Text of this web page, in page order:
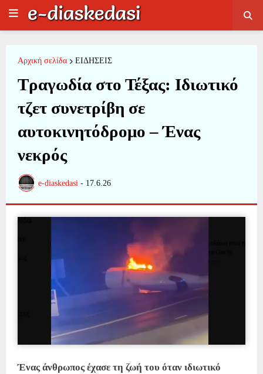
Αρχική σελίδα ΕΙΔΗΣΕΙΣ
Τραγωδία στο Τέξας: Ιδιωτικό
τζετ συνετρίβη σε
αυτοκινητόδρομο – Ένας
νεκρός
e-diaskedasi - 17.6.26
Ένας άνθρωπος έχασε τη ζωή του όταν ιδιωτικό